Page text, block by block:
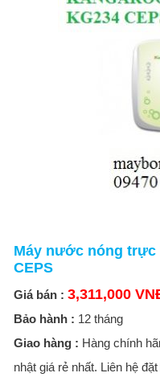
Máy nước nóng trực
CEPS
Giá bán : 3,311,000
Bảo hành : 12 tháng
Giao hàng : Hàng chính
nhật giá rẻ nhất. Liên hệ